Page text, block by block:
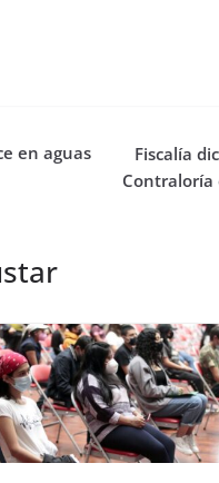
en aguas
Fiscalía
Contraloría